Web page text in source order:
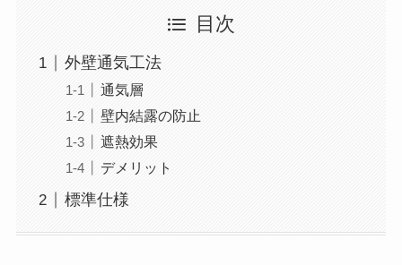
目次
外壁通気工法
通気層
壁内結露の防止
遮熱効果
デメリット
標準仕様